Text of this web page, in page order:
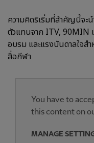
ความคิดริเริ่มที่สำคัญนี้จะ
ตัวแทนจาก ITV, 90MIN
อบรม และแรงบันดาลใจส
สื่อกีฬา
You have to
this content on
MANAGE